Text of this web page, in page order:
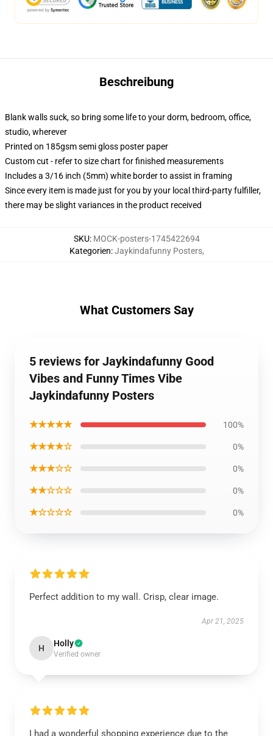
Beschreibung
Blank walls suck, so bring some life to your dorm, bedroom, office,
studio, wherever
Printed on 185gsm semi gloss poster paper
Custom cut - refer to size chart for finished measurements
Includes a 3/16 inch (5mm) white border to assist in framing
Since every item is made just for you by your local third-party fulfiller,
there may be slight variances in the product received
SKU: MOCK-posters-1745422694
Kategorien:Jaykindafunny Posters,
What Customers Say
5 reviews for Jaykindafunny Good
Vibes and Funny Times Vibe
Jaykindafunny Posters
★★★★★ 100%
★★★★☆ 0%
★★★☆☆ 0%
★★☆☆☆ 0%
★☆☆☆☆ 0%
Perfect addition to my wall. Crisp, clear image.
Apr 21, 2025
H Holly
Verified owner
I had a wonderful shopping experience due to the